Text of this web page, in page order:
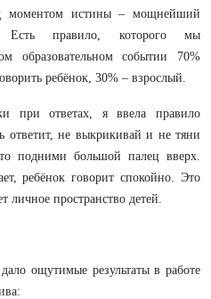
моментом истины – мощнейший
Есть правило, которого мы
образовательном событии 70%
ребёнок, 30% – взрослый.
при ответах, я ввела правило
ответит, не выкрикивай и не тяни
подними большой палец вверх.
ребёнок говорит спокойно. Это
личное пространство детей.
ощутимые результаты в работе